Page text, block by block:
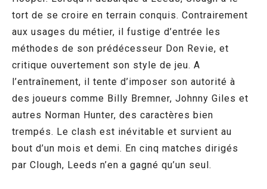
tort de se croire en terrain conquis. Contrairement
aux usages du métier, il fustige d’entrée les
méthodes de son prédécesseur Don Revie, et
critique ouvertement son style de jeu. A
l’entraînement, il tente d’imposer son autorité à
des joueurs comme Billy Bremner, Johnny Giles et
autres Norman Hunter, des caractères bien
trempés. Le clash est inévitable et survient au
bout d’un mois et demi. En cinq matches dirigés
par Clough, Leeds n’en a gagné qu’un seul.